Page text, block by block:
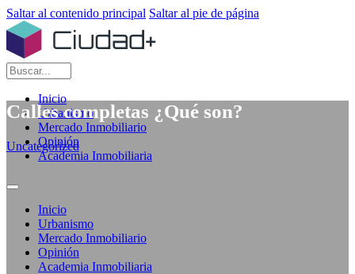
Saltar al contenido principal Saltar al pie de página
Buscar
Inicio
Urbanismo
Mercado Inmobiliario
Opinión
Academia Inmobiliaria
Inicio
Urbanismo
Mercado Inmobiliario
Opinión
Academia Inmobiliaria
Calles completas ¿Qué son?
Uncategorized